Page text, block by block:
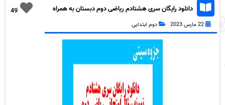
49
دانلود رایگان سری هشتادم ریاضی دوم دبستان به همراه
22 مارس 2023 دوم ابتدایی